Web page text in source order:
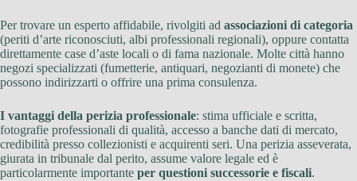
Per trovare un esperto affidabile, rivolgiti ad associazioni di categoria
(periti d’arte riconosciuti, albi professionali regionali), oppure contatta
direttamente case d’aste locali o di fama nazionale. Molte città hanno
negozi specializzati (fumetterie, antiquari, negozianti di monete) che
possono indirizzarti o offrire una prima consulenza.
I vantaggi della perizia professionale: stima ufficiale e scritta,
fotografie professionali di qualità, accesso a banche dati di mercato,
credibilità presso collezionisti e acquirenti seri. Una perizia asseverata,
giurata in tribunale dal perito, assume valore legale ed è
particolarmente importante per questioni successorie e fiscali.